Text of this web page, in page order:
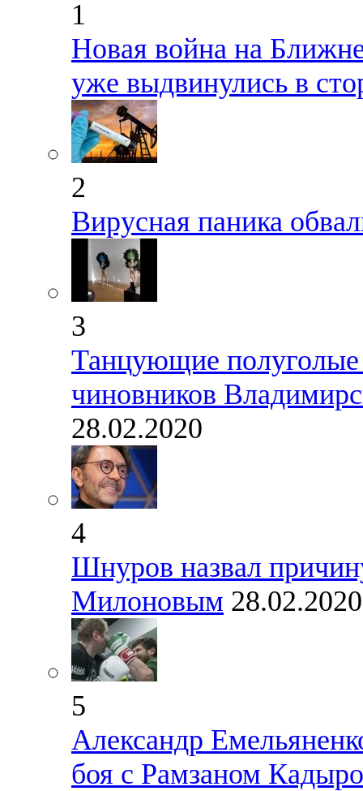
1
Новая война на
уже выдвинулись в
2
Вирусная паника
3
Танцующие полуголые
чиновников
28.02.2020
4
Шнуров назвал
Милоновым 28.02.2020
5
Александр
боя с Рамзаном